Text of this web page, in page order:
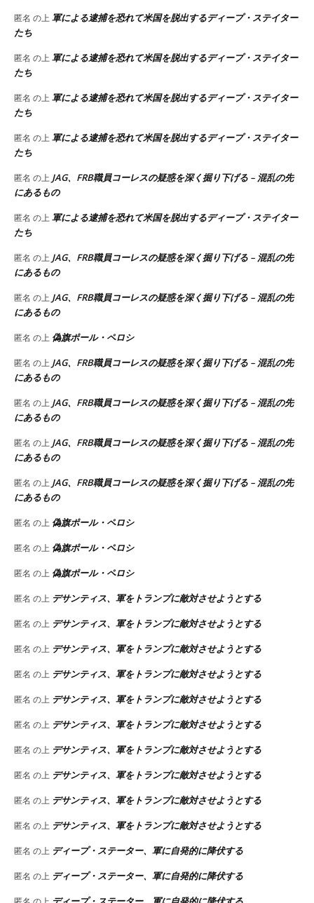
匿名 の上軍による逮捕を恐れて米国を脱出するディープ・ステイター
たち
匿名 の上軍による逮捕を恐れて米国を脱出するディープ・ステイター
たち
匿名 の上軍による逮捕を恐れて米国を脱出するディープ・ステイター
たち
匿名 の上軍による逮捕を恐れて米国を脱出するディープ・ステイター
たち
匿名 の上 JAG、FRB職員コーレスの疑惑を深く掘り下げる – 混乱の先
にあるもの
匿名 の上軍による逮捕を恐れて米国を脱出するディープ・ステイター
たち
匿名 の上 JAG、FRB職員コーレスの疑惑を深く掘り下げる – 混乱の先
にあるもの
匿名 の上 JAG、FRB職員コーレスの疑惑を深く掘り下げる – 混乱の先
にあるもの
匿名 の上 偽旗ポール・ペロシ
匿名 の上 JAG、FRB職員コーレスの疑惑を深く掘り下げる – 混乱の先
にあるもの
匿名 の上 JAG、FRB職員コーレスの疑惑を深く掘り下げる – 混乱の先
にあるもの
匿名 の上 JAG、FRB職員コーレスの疑惑を深く掘り下げる – 混乱の先
にあるもの
匿名 の上 JAG、FRB職員コーレスの疑惑を深く掘り下げる – 混乱の先
にあるもの
匿名 の上 偽旗ポール・ペロシ
匿名 の上 偽旗ポール・ペロシ
匿名 の上 偽旗ポール・ペロシ
匿名 の上 デサンティス、軍をトランプに敵対させようとする
匿名 の上 デサンティス、軍をトランプに敵対させようとする
匿名 の上 デサンティス、軍をトランプに敵対させようとする
匿名 の上 デサンティス、軍をトランプに敵対させようとする
匿名 の上 デサンティス、軍をトランプに敵対させようとする
匿名 の上 デサンティス、軍をトランプに敵対させようとする
匿名 の上 デサンティス、軍をトランプに敵対させようとする
匿名 の上 デサンティス、軍をトランプに敵対させようとする
匿名 の上 デサンティス、軍をトランプに敵対させようとする
匿名 の上 デサンティス、軍をトランプに敵対させようとする
匿名 の上 ディープ・ステーター、軍に自発的に降伏する
匿名 の上 ディープ・ステーター、軍に自発的に降伏する